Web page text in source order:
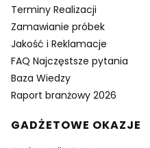
Terminy Realizacji
Zamawianie próbek
Jakość i Reklamacje
FAQ Najczęstsze pytania
Baza Wiedzy
Raport branżowy 2026
GADŻETOWE OKAZJE